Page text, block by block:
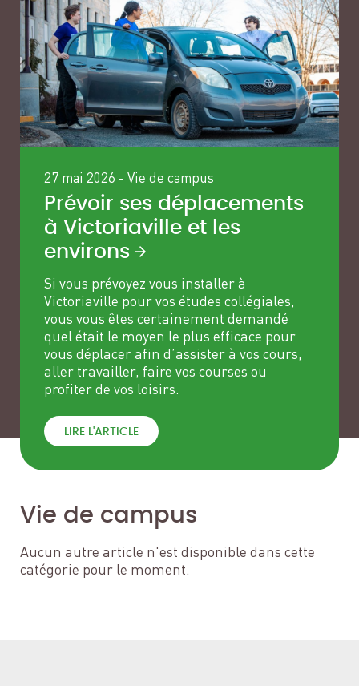
27 mai 2026 - Vie de campus
Prévoir ses déplacements
à Victoriaville et les
environs
Si vous prévoyez vous installer à
Victoriaville pour vos études collégiales,
vous vous êtes certainement demandé
quel était le moyen le plus efficace pour
vous déplacer afin d’assister à vos cours,
aller travailler, faire vos courses ou
profiter de vos loisirs.
LIRE L'ARTICLE
Vie de campus
Aucun autre article n'est disponible dans cette
catégorie pour le moment.